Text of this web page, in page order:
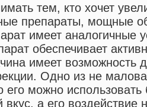
тем, кто хочет
препараты, мощные
имеет аналогичные
обеспечивает
имеет возможность
Одно из не
его можно
а его воздействие